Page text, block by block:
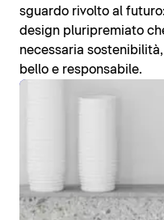
sguardo rivolto al
design pluripremiato
necessaria
bello e responsabile.